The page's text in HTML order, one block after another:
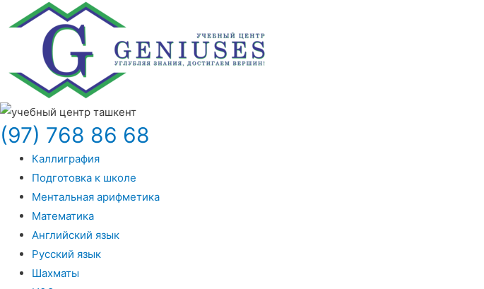
(97) 768 86 68
Каллиграфия
Подготовка к школе
Ментальная арифметика
Математика
Английский язык
Русский язык
Шахматы